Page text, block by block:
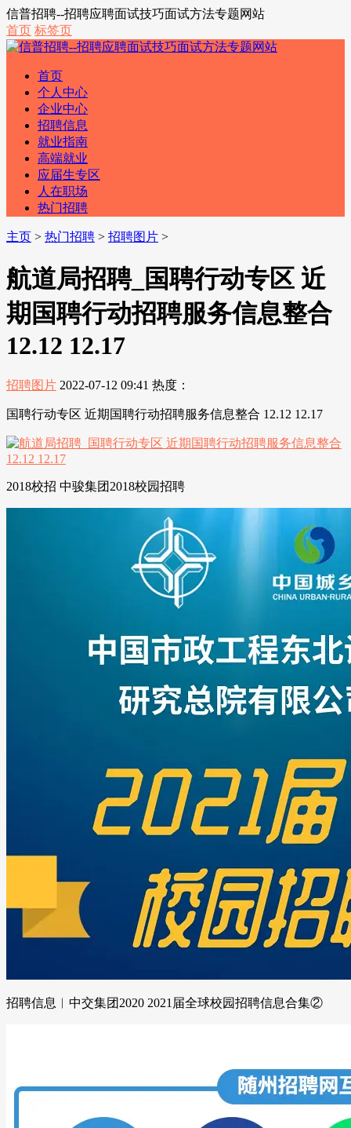
信普招聘--招聘应聘面试技巧面试方法专题网站
首页 标签页
首页
个人中心
企业中心
招聘信息
就业指南
高端就业
应届生专区
人在职场
热门招聘
主页 > 热门招聘 > 招聘图片 >
航道局招聘_国聘行动专区 近
期国聘行动招聘服务信息整合
12.12 12.17
招聘图片 2022-07-12 09:41 热度：
国聘行动专区 近期国聘行动招聘服务信息整合 12.12 12.17
2018校招 中骏集团2018校园招聘
招聘信息︱中交集团2020 2021届全球校园招聘信息合集②